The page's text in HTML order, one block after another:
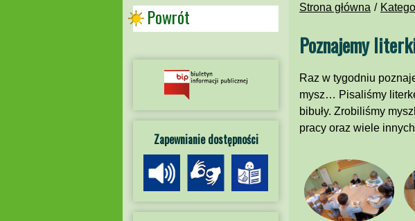
Strona główna
Poznajemy
Raz w tygodniu
mysz… Pisaliśmy
bibuły. Zrobiliśmy
pracy oraz wiele
Powrót
Zapewnianie dostępności